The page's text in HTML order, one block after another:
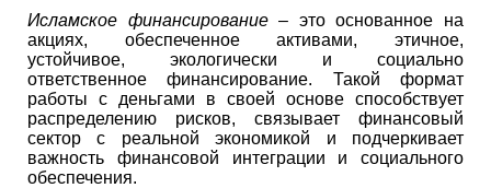
Исламское финансирование– это основанное на
акциях, обеспеченное активами, этичное,
устойчивое, экологически и социально
ответственное финансирование. Такой формат
работы с деньгами в своей основе способствует
распределению рисков, связывает финансовый
сектор с реальной экономикой и подчеркивает
важность финансовой интеграции и социального
обеспечения.